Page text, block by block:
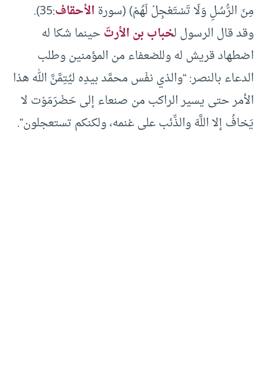
مِنَ الرُّسُلِ وَلَا تَسْتَعْجِلْ لَهُمْ) (سورةالأحقاف:35).
وقد قال الرسول لخباب بن الأرتّحينما شكا له
اضطهاد قريش له وللضعفاء من المؤمنين وطلب
الدعاء بالنصر: “والذي نفْس محمَّد بيدِه ليُتِمَّنَّ الله هذا
الأمر حتى يسير الراكب من صنعاء إلى حَضْرَمَوْت لا
يَخافُ إلا اللَّهَ والذِّئب على غنمه، ولكنكم تستعجلون”.